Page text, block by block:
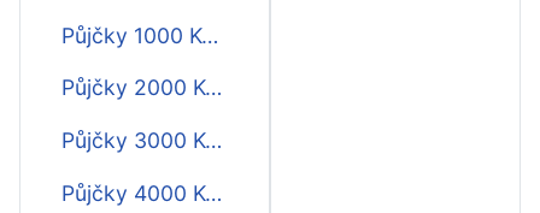
Půjčky 1000 Kč bez potvrzování příjmu
Půjčky 2000 Kč bez potvrzování příjmu
Půjčky 3000 Kč bez potvrzování příjmu
Půjčky 4000 Kč bez potvrzování příjmu